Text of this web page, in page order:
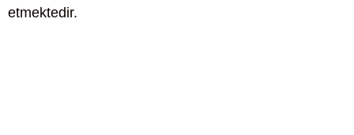
etmektedir.